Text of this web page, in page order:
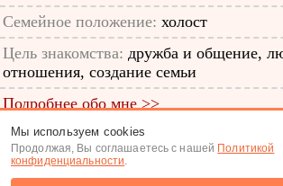
Семейное положение: холост
Цель знакомства: дружба и общение,
отношения, создание семьи
Подробнее обо мне >>
ID анкеты: 62053092
Знакомства|Поиск анкет
Мы используем cookies
Продолжая, Вы соглашаетесь с нашей Политикой
конфиденциальности.